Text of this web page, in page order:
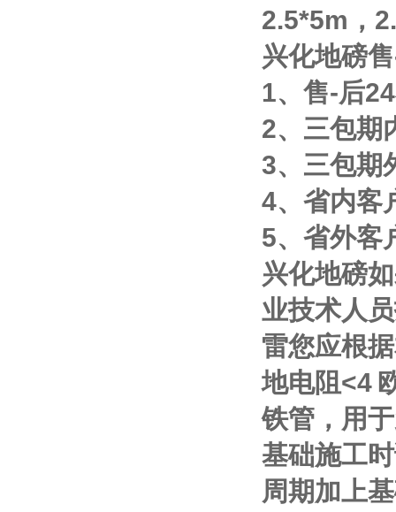
2.5*5m ，
兴化地磅售
1、售-后24
2、三包期
3、三包期
4、省内客
5、省外客
兴化地磅
业技术人
雷您应根
地电阻<4
铁管，用
基础施工
周期加上